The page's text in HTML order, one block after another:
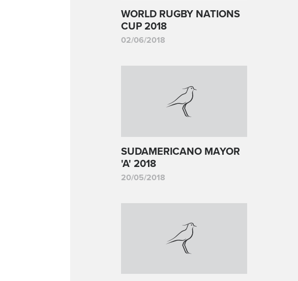
WORLD RUGBY NATIONS
CUP 2018
02/06/2018
SUDAMERICANO MAYOR
'A' 2018
20/05/2018